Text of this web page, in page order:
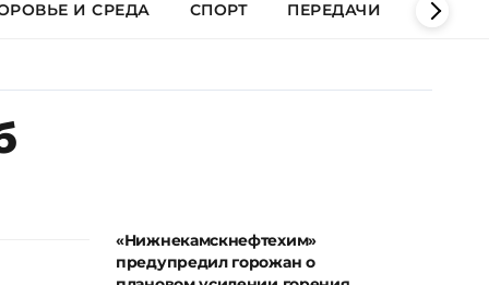
И СРЕДА СПОРТ ПЕРЕДАЧИ КЛИПЫ
«Нижнекамскнефтехим»
предупредил горожан о